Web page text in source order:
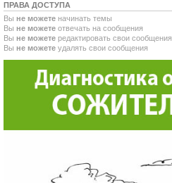
ПРАВА ДОСТУПА
Вы не можете начинать темы
Вы не можете отвечать на сообщения
Вы не можете редактировать свои сообщения
Вы не можете удалять свои сообщения